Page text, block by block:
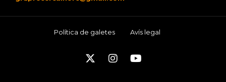
Política de galetes Avís legal